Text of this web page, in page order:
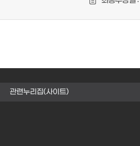
관련누리집(사이트)